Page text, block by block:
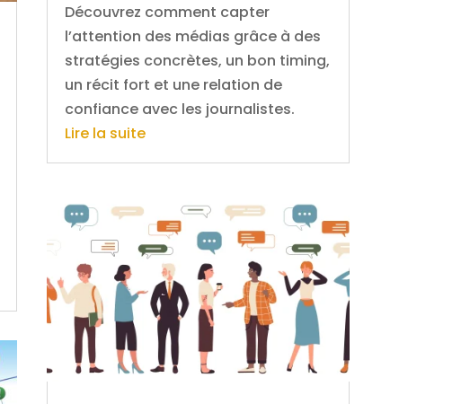
Découvrez comment capter
l’attention des médias grâce à des
stratégies concrètes, un bon timing,
un récit fort et une relation de
confiance avec les journalistes.
Lire la suite